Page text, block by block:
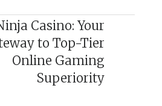
Casino: Your
to Top-Tier
Online Gaming
Superiority